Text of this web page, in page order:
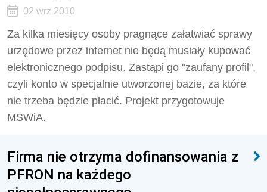
02 wrz 2010
Za kilka miesięcy osoby pragnące załatwiać sprawy
urzędowe przez internet nie będą musiały kupować
elektronicznego podpisu. Zastąpi go "zaufany profil",
czyli konto w specjalnie utworzonej bazie, za które
nie trzeba będzie płacić. Projekt przygotowuje
MSWiA.
Firma nie otrzyma dofinansowania z
PFRON na każdego